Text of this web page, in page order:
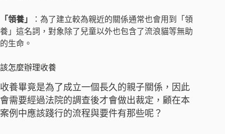
「領養」
：為了建立較為親近的關係通常也會用到「領
養」這名詞，對象除了兒童以外也包含了流浪貓等無助
的生命。
該怎麼辦理收養
收養畢竟是為了成立一個長久的親子關係，因此
會需要經過法院的調查後才會做出裁定，顧在本
案例中應該踐行的流程與要件有那些呢？